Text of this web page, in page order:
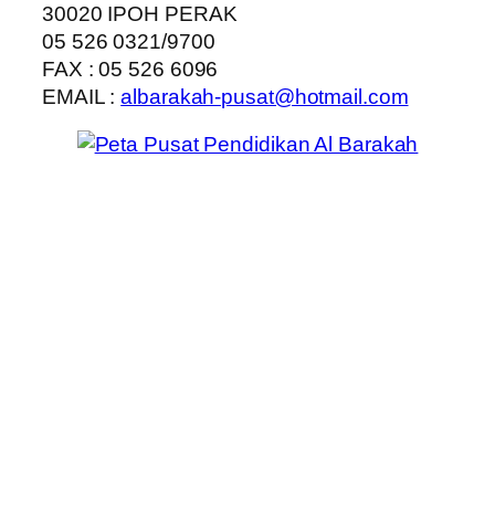
30020 IPOH PERAK
05 526 0321/9700
FAX : 05 526 6096
EMAIL :albarakah-pusat@hotmail.com